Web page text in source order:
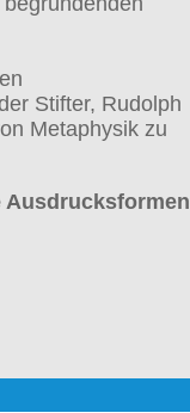
Stifter, Rudolph
Metaphysik zu
Ausdrucksformen